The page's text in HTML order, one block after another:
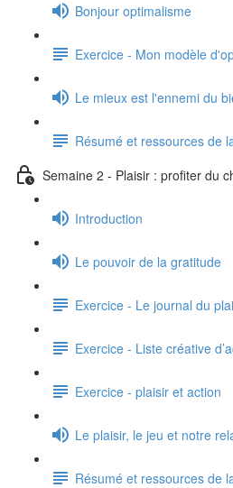
Bonjour optimalisme
Exercice - Mon modèle
Le mieux est l'ennemi du
Résumé et ressources de
Semaine 2 - Plaisir : profiter du
Introduction
Le pouvoir de la gratitude
Exercice - Le journal du
Exercice - Liste créative
Exercice - plaisir et action
Le plaisir, le jeu et notre
Résumé et ressources de